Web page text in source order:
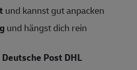
und kannst gut anpacken
und hängst dich rein
Post DHL